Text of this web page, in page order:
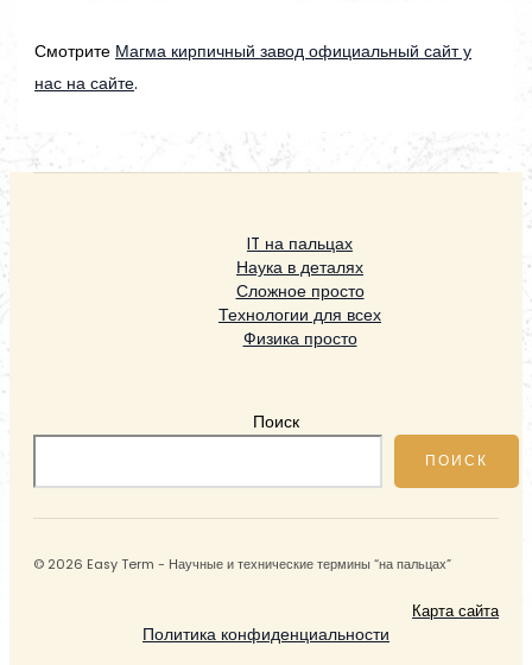
Смотрите Магма кирпичный завод официальный сайт у
нас на сайте.
IT на пальцах
Наука в деталях
Сложное просто
Технологии для всех
Физика просто
Поиск
ПОИСК
© 2026 Easy Term - Научные и технические термины “на пальцах”
Карта сайта
Политика конфиденциальности